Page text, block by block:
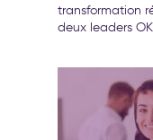
transformation
deux leaders